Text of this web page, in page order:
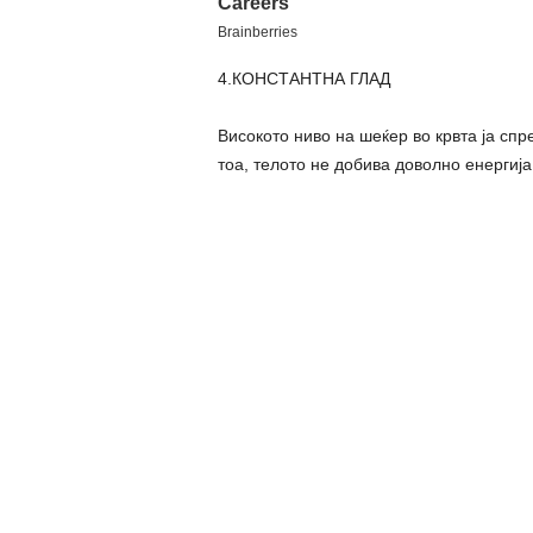
4.КОНСТАНТНА ГЛАД
Високото ниво на шеќер во крвта ја
тоа, телото не добива доволно